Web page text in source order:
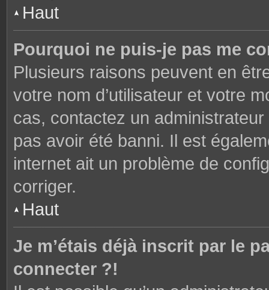
Haut
Pourquoi ne puis-je pas me
Plusieurs raisons peuvent en
votre nom d’utilisateur et votre
cas, contactez un
pas avoir été banni. Il est
internet ait un problème de
corriger.
Haut
Je m’étais déjà inscrit par le
connecter ?!